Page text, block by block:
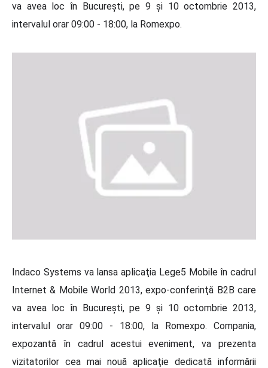
va avea loc în Bucureşti, pe 9 şi 10 octombrie 2013,
intervalul orar 09:00 - 18:00, la Romexpo.
Indaco Systems va lansa aplicaţia Lege5 Mobile în cadrul
Internet & Mobile World 2013, expo-conferinţă B2B care
va avea loc în Bucureşti, pe 9 şi 10 octombrie 2013,
intervalul orar 09:00 - 18:00, la Romexpo. Compania,
expozantă în cadrul acestui eveniment, va prezenta
vizitatorilor cea mai nouă aplicaţie dedicată informării